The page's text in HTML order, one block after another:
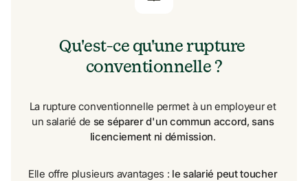
Qu'est-ce qu'une rupture
conventionnelle ?
La rupture conventionnelle permet à un employeur et
un salarié de se séparer d'un commun accord, sans
licenciement ni démission.
Elle offre plusieurs avantages : le salarié peut toucher